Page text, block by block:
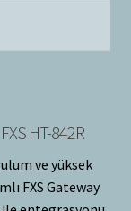
HT-842R
ve yüksek
FXS Gateway